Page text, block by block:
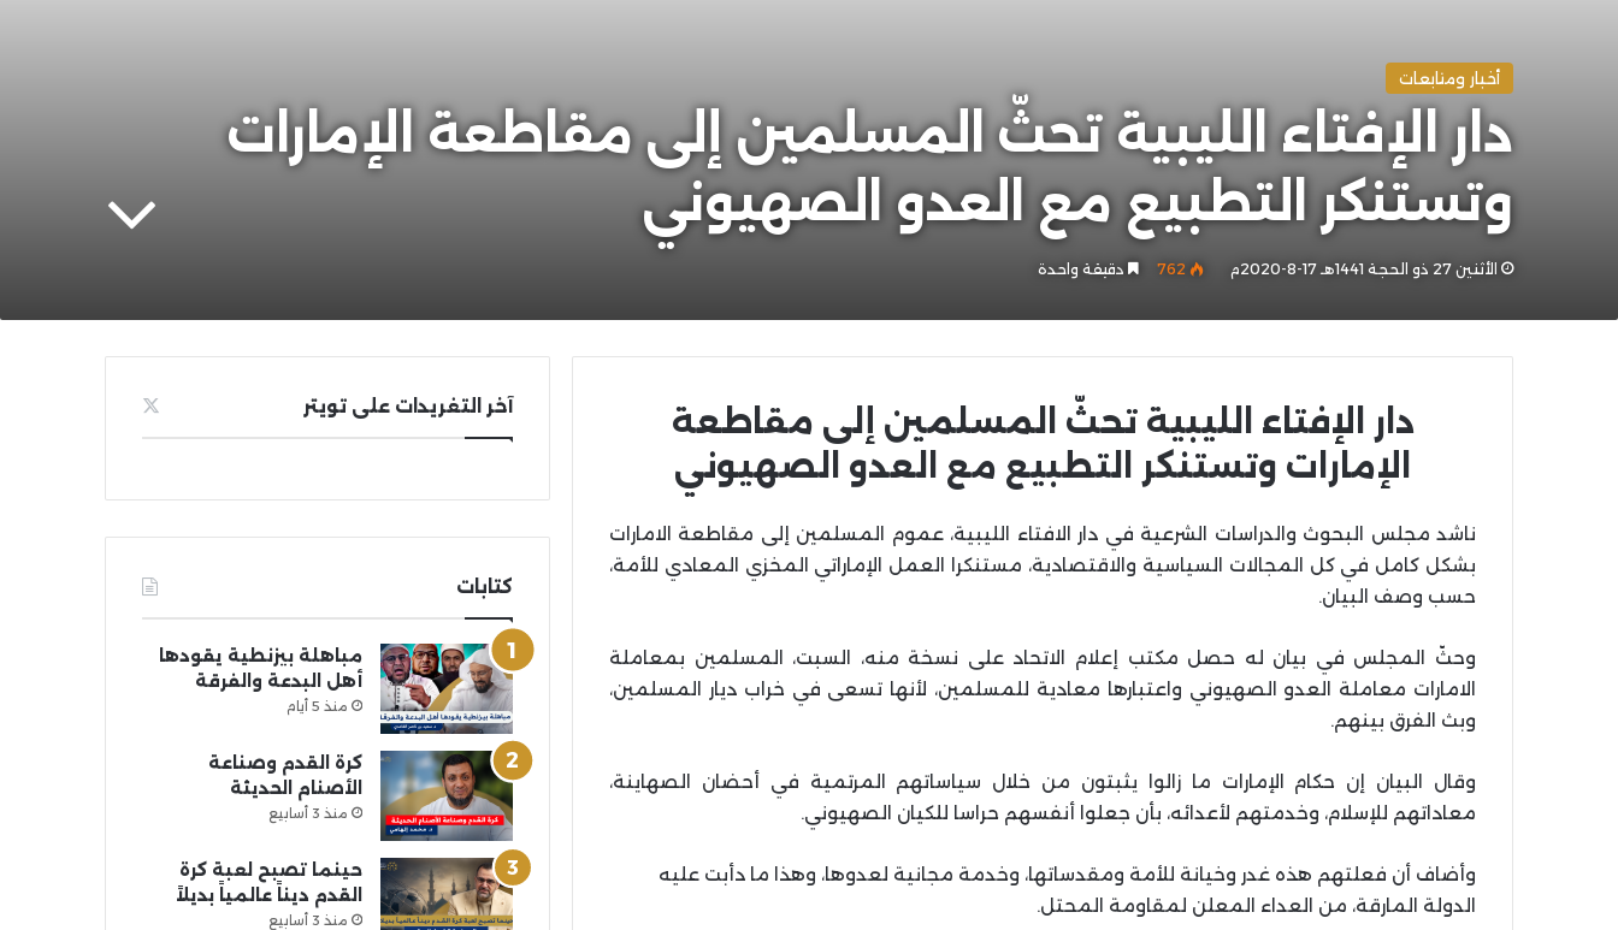
أخبار ومتابعات
دار الإفتاء الليبية تحثّ المسلمين إلى مقاطعة الإمارات
وتستنكر التطبيع مع العدو الصهيوني
الأثنين 27 ذو الحجة 1441هـ 17-8-2020م 762 دقيقة واحدة
دار الإفتاء الليبية تحثّ المسلمين إلى مقاطعة
الإمارات وتستنكر التطبيع مع العدو الصهيوني
ناشد مجلس البحوث والدراسات الشرعية في دار الافتاء الليبية، عموم المسلمين إلى مقاطعة الامارات
بشكل كامل في كل المجالات السياسية والاقتصادية، مستنكرا العمل الإماراتي المخزي المعادي للأمة،
حسب وصف البيان.
وحثّ المجلس في بيان له حصل مكتب إعلام الاتحاد على نسخة منه، السبت، المسلمين بمعاملة
الامارات معاملة العدو الصهيوني واعتبارها معادية للمسلمين، لأنها تسعى في خراب ديار المسلمين،
وبث الفرق بينهم.
وقال البيان إن حكام الإمارات ما زالوا يثبتون من خلال سياساتهم المرتمية في أحضان الصهاينة،
معاداتهم للإسلام، وخدمتهم لأعدائه، بأن جعلوا أنفسهم حراسا للكيان الصهيوني.
وأضاف أن فعلتهم هذه غدر وخيانة للأمة ومقدساتها، وخدمة مجانية لعدوها، وهذا ما دأبت عليه
الدولة المارقة، من العداء المعلن لمقاومة المحتل.
آخر التغريدات على تويتر
كتابات
مباهلة بيزنطية يقودها
أهل البدعة والفرقة
منذ 5 أيام
كرة القدم وصناعة
الأصنام الحديثة
منذ 3 أسابيع
حينما تصبح لعبة كرة
القدم ديناً عالمياً بديلاً
منذ 3 أسابيع